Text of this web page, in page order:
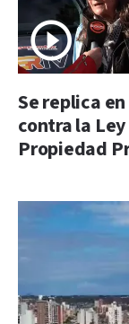
Se replica
contra la
Propiedad